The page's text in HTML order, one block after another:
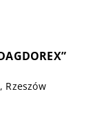
Rzeszów